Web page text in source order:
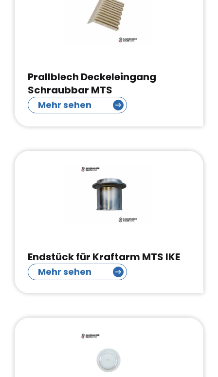
Prallblech Deckeleingang
Schraubbar MTS
Mehr sehen
Endstück für Kraftarm MTS IKE
Mehr sehen